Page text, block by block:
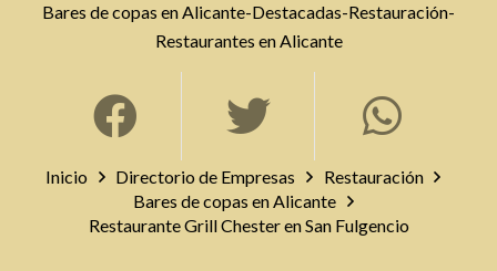
Bares de copas en Alicante-Destacadas-Restauración-
Restaurantes en Alicante
Inicio Directorio de Empresas
Restauración
Bares de copas en Alicante
Restaurante Grill Chester en San Fulgencio